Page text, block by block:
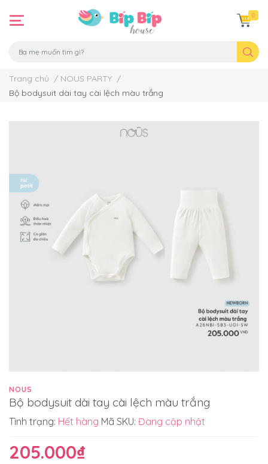
0
Trang chủ / NOUS PARTY /
Bộ bodysuit dài tay cài lệch màu trắng
NOUS
Bộ bodysuit dài tay cài lệch màu trắng
Tình trạng: Hết hàng Mã SKU: Đang cập nhật
205.000₫